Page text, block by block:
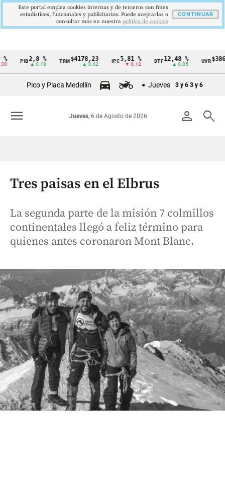
Cintillo
Colombia
PIB 2,8 %
▲ 0.10
TRM $4178,23
▲ 0.42
IPC 5,81 %
▼ 0.12
DTF 12,48 %
▲ 0.05
UVR
▲
Pico y Placa Medellín Jueves 3 y 6 3 y 6
person search
Jueves, 6 de Agosto de 2026
menu
Tres paisas en el Elbrus
La segunda parte de la misión 7 colmillos
continentales llegó a feliz término para
quienes antes coronaron Mont Blanc.
Este portal emplea cookies internas y de terceros con fines
estadísticos, funcionales y publicitarios. Puede aceptarlas o
consultar más en nuestra politica de cookies
CONTINUAR